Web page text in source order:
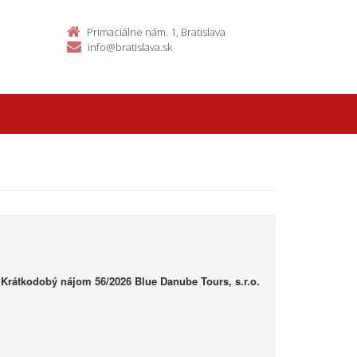
Primaciálne nám. 1, Bratislava
info@bratislava.sk
nájom 56/2026 Blue Danube Tours, s.r.o.